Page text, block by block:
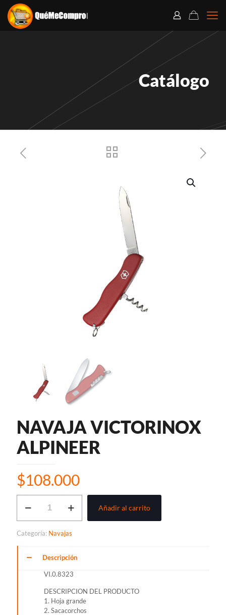
Catálogo
NAVAJA VICTORINOX
ALPINEER
$108.000
VICTORINOX
Añadir al carrito
Categoría: Navajas
Descripción
VI.0.8323
DESCRIPCION DEL PRODUCTO
1. Hoja grande
2. Sacacorchos